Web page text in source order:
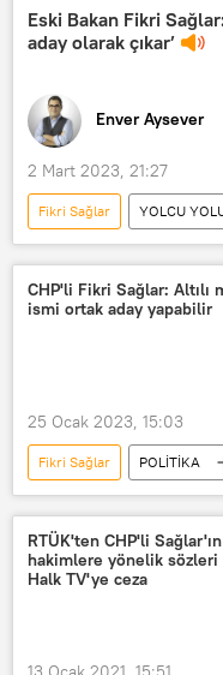
Kemal Kılıçdaroğlu
Eski Bakan Fikri
aday olarak çıkar’
Enver Aysever
2 Mart 2023, 21:27
Fikri Sağlar
YOLCU
RADYO
Altılı Masa
CHP'li Fikri Sağlar: Altılı
ismi ortak aday yapabilir
25 Ocak 2023, 15:03
Fikri Sağlar POLİTİKA
CHP
Cumhuriyet
Cumhurbaşkanı
RTÜK'ten CHP'li
hakimlere yönelik
Halk TV'ye ceza